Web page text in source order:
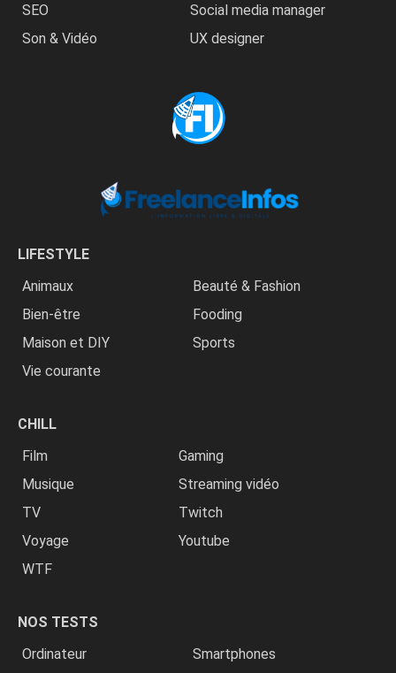
SEO
Social media manager
Son & Vidéo
UX designer
LIFESTYLE
Animaux
Beauté & Fashion
Bien-être
Fooding
Maison et DIY
Sports
Vie courante
CHILL
Film
Gaming
Musique
Streaming vidéo
TV
Twitch
Voyage
Youtube
WTF
NOS TESTS
Ordinateur
Smartphones